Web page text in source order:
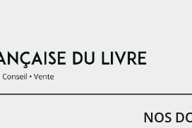
NOS